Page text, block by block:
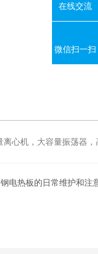
冻离心机，生化、光照、振荡培养箱，磁力搅拌器，
电热板的日常维护和注
在线交流
微信扫一扫